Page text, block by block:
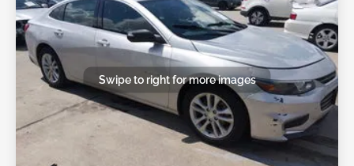
Swipe to right for more images